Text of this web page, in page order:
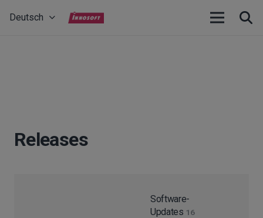
Deutsch
Releases
Software-
Updates 16